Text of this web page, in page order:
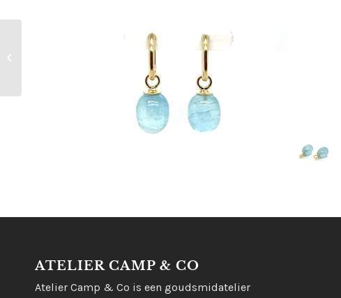
ATELIER CAMP & CO
Atelier Camp & Co is een goudsmidatelier